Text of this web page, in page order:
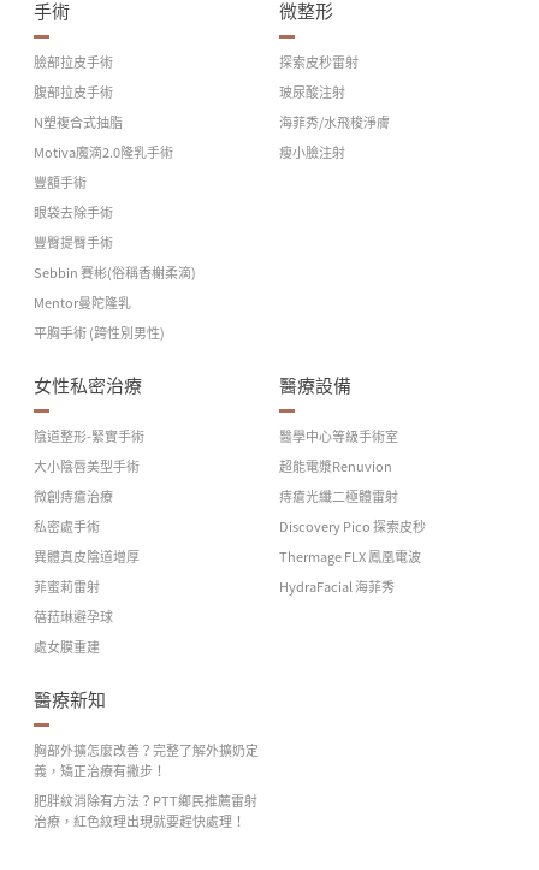
手術
臉部拉皮手術
腹部拉皮手術
N塑複合式抽脂
Motiva魔滴2.0隆乳手術
豐額手術
眼袋去除手術
豐臀提臀手術
Sebbin 賽彬(俗稱香榭柔滴)
Mentor曼陀隆乳
平胸手術 (跨性別男性)
微整形
探索皮秒雷射
玻尿酸注射
海菲秀/水飛梭淨膚
瘦小臉注射
女性私密治療
陰道整形-緊實手術
大小陰唇美型手術
微創痔瘡治療
私密處手術
異體真皮陰道增厚
菲蜜莉雷射
蓓菈琳避孕球
處女膜重建
醫療設備
醫學中心等級手術室
超能電漿Renuvion
痔瘡光纖二極體雷射
Discovery Pico 探索皮秒
Thermage FLX 鳳凰電波
HydraFacial 海菲秀
醫療新知
胸部外擴怎麼改善？完整了解外擴奶定
義，矯正治療有撇步！
肥胖紋消除有方法？PTT鄉民推薦雷射
治療，紅色紋理出現就要趕快處理！